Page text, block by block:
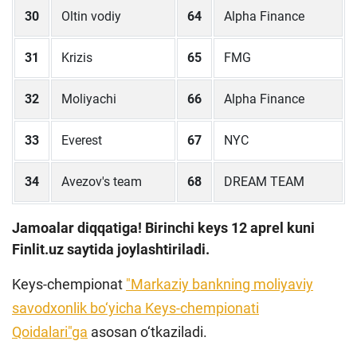
30 Oltin vodiy 64 Alpha Finance
31 Krizis 65 FMG
32 Moliyachi 66 Alpha Finance
33 Everest 67 NYC
34 Avezov's team 68 DREAM TEAM
Jamoalar diqqatiga! Birinchi keys 12 aprel kuni
Finlit.uz saytida joylashtiriladi.
Keys-chempionat "Markaziy bankning moliyaviy
savodxonlik bo‘yicha Keys-chempionati
Qoidalari"ga asosan o‘tkaziladi.